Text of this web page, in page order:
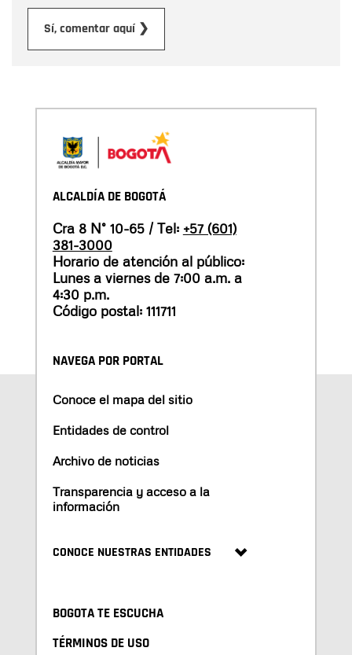
Sí, comentar aquí ❯
ALCALDÍA DE BOGOTÁ
Cra 8 N° 10-65 / Tel: +57 (601)
381-3000
Horario de atención al público:
Lunes a viernes de 7:00 a.m. a
4:30 p.m.
Código postal: 111711
NAVEGA POR PORTAL
Conoce el mapa del sitio
Entidades de control
Archivo de noticias
Transparencia y acceso a la
información
CONOCE NUESTRAS ENTIDADES
BOGOTA TE ESCUCHA
TÉRMINOS DE USO